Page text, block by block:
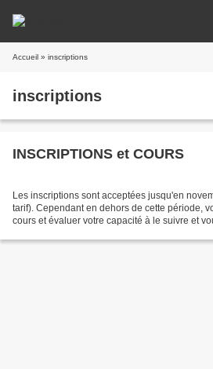
Accueil » inscriptions
inscriptions
INSCRIPTIONS et COURS
Les inscriptions sont acceptées jusqu'en
tarif). Cependant en dehors de cette période,
cours et évaluer votre capacité à le suivre et